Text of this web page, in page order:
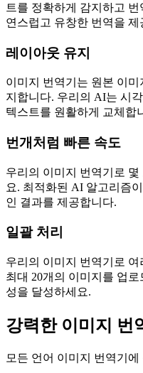
트를 정확하게 감지하고
연스럽고 유창한 번역을 제
레이아웃 유지
이미지 번역기는 원본 이
지합니다. 우리의 AI는 시
텍스트를 원활하게 교체합
번개처럼 빠른 속도
우리의 이미지 번역기로
요. 최적화된 AI 알고리즘
인 결과를 제공합니다.
일괄 처리
우리의 이미지 번역기로
최대 20개의 이미지를 업
성을 달성하세요.
강력한 이미지 번
모든 언어 이미지 번역기에